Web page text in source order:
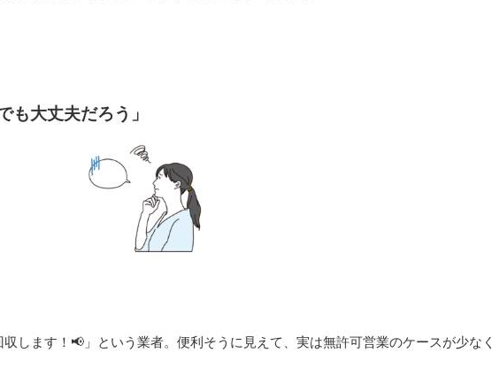
も大丈夫だろう」
します！📢」という業者。便利そうに見えて、実は無許可営業のケースが少なく